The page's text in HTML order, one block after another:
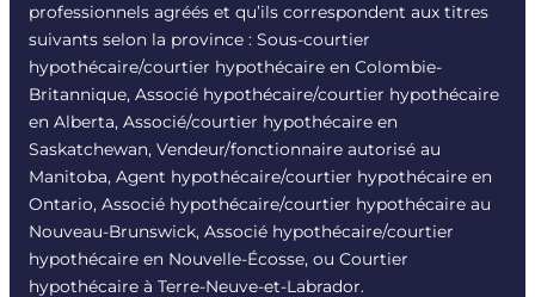
professionnels agréés et qu’ils correspondent aux titres
suivants selon la province : Sous-courtier
hypothécaire/courtier hypothécaire en Colombie-
Britannique, Associé hypothécaire/courtier hypothécaire
en Alberta, Associé/courtier hypothécaire en
Saskatchewan, Vendeur/fonctionnaire autorisé au
Manitoba, Agent hypothécaire/courtier hypothécaire en
Ontario, Associé hypothécaire/courtier hypothécaire au
Nouveau-Brunswick, Associé hypothécaire/courtier
hypothécaire en Nouvelle-Écosse, ou Courtier
hypothécaire à Terre-Neuve-et-Labrador.